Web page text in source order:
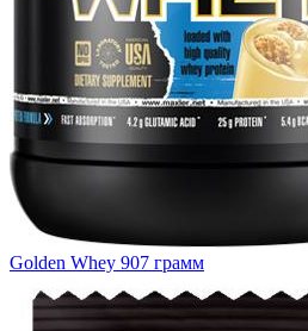
Golden Whey 907 грамм